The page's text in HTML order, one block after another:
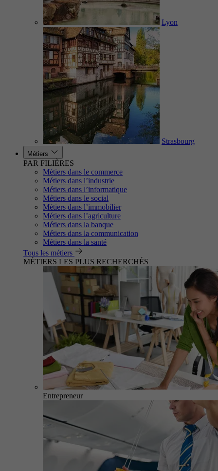
Lyon
Strasbourg
Métiers
PAR FILIÈRES
Métiers dans le commerce
Métiers dans l’industrie
Métiers dans l’informatique
Métiers dans le social
Métiers dans l’immobilier
Métiers dans l’agriculture
Métiers dans la banque
Métiers dans la communication
Métiers dans la santé
Tous les métiers
MÉTIERS LES PLUS RECHERCHÉS
Entrepreneur